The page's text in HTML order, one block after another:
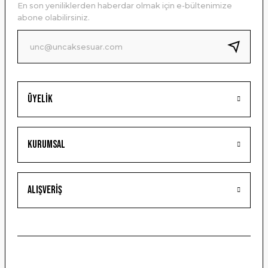
Ürün bilgilerinde hatalar bulunuyor.
Ürün fiyatı diğer sitelerden daha pahalı.
Bu ürüne benzer farklı alternatifler olmalı.
Gönder
Üyelik
Kurumsal
Alışveriş
En son yeniliklerden haberdar olmak için e-bültenimize
abone olabilirsiniz.